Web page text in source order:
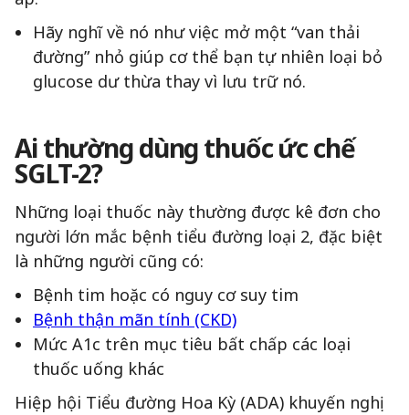
Hãy nghĩ về nó như việc mở một “van thải
đường” nhỏ giúp cơ thể bạn tự nhiên loại bỏ
glucose dư thừa thay vì lưu trữ nó.
Ai thường dùng thuốc ức chế
SGLT-2?
Những loại thuốc này thường được kê đơn cho
người lớn mắc bệnh tiểu đường loại 2, đặc biệt
là những người cũng có:
Bệnh tim hoặc có nguy cơ suy tim
Bệnh thận mãn tính (CKD)
Mức A1c trên mục tiêu bất chấp các loại
thuốc uống khác
Hiệp hội Tiểu đường Hoa Kỳ (ADA) khuyến nghị